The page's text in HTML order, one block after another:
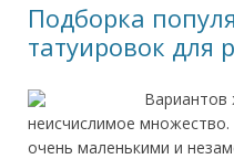
Подборка
татуировок для
Вариантов
неисчислимое
очень маленькими и